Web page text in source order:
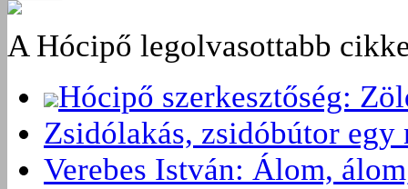
A Hócipő legolvasottabb
Hócipő szerkesztőség:
Zsidólakás, zsidóbútor
Verebes István: Álom,